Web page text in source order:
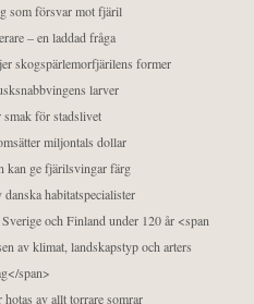
som försvar mot fjäril
– en laddad fråga
skogspärlemorfjärilens former
larver
för stadslivet
miljontals dollar
kan ge fjärilsvingar färg
habitatspecialister
och Finland under 120 år <span
av klimat, landskapstyp och arters
span>
av allt torrare somrar